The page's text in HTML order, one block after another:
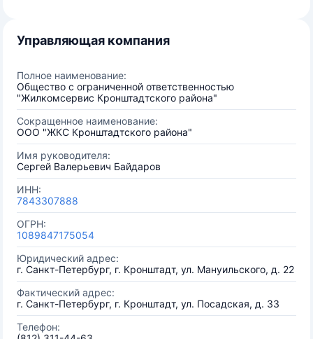
Управляющая компания
Полное наименование:
Общество с ограниченной ответственностью
"Жилкомсервис Кронштадтского района"
Сокращенное наименование:
ООО "ЖКС Кронштадтского района"
Имя руководителя:
Сергей Валерьевич Байдаров
ИНН:
7843307888
ОГРН:
1089847175054
Юридический адрес:
г. Санкт-Петербург, г. Кронштадт, ул. Мануильского, д. 22
Фактический адрес:
г. Санкт-Петербург, г. Кронштадт, ул. Посадская, д. 33
Телефон: